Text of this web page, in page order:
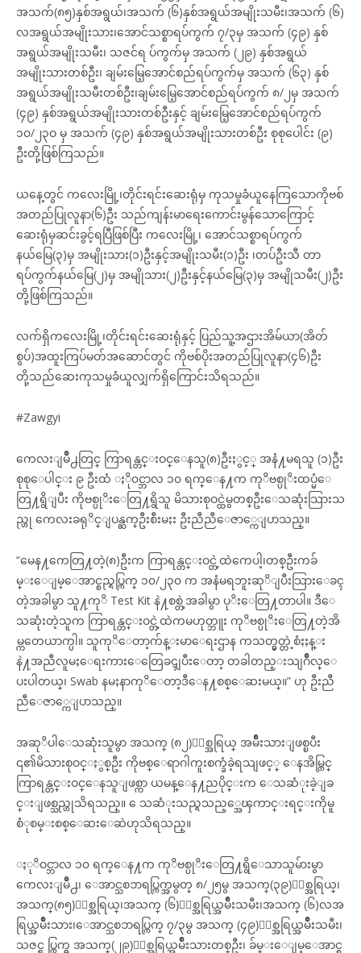
အသက်(၈၅)နှစ်အရွယ်၊အသက် (၆)နှစ်အရွယ်အမျိုးသမီး၊အသက် (၆)
လအရွယ်အမျိုးသား၊အောင်သစ္စာရပ်ကွက် ၇/၃မှ အသက် (၄၉) နှစ်
အရွယ်အမျိုးသမီး၊ သဇင်ရ ပ်ကွက်မှ အသက် (၂၉) နှစ်အရွယ်
အမျိုးသားတစ်ဦး၊ ချမ်းမြေ့အောင်စည်ရပ်ကွက်မှ အသက် (၆၃) နှစ်
အရွယ်အမျိုးသမီးတစ်ဦး၊ချမ်းမြေ့အောင်စည်ရပ်ကွက် ၈/၂မှ အသက်
(၄၉) နှစ်အရွယ်အမျိုးသားတစ်ဦးနှင့် ချမ်းမြေ့အောင်စည်ရပ်ကွက်
၁၀/၂၃ဝ မှ အသက် (၄၉) နှစ်အရွယ်အမျိုးသားတစ်ဦး စုစုပေါင်း (၉)
ဦးတို့ဖြစ်ကြသည်။
ယနေ့တွင် ကလေးမြို့၊တိုင်းရင်းဆေးရုံမှ ကုသမှုခံယူနေကြသောကိုဗစ်
အတည်ပြုလူနာ(၆)ဦး သည်ကျန်းမာရေးကောင်းမွန်သောကြောင့်
ဆေးရုံမှဆင်းခွင့်ရပြီဖြစ်ပြီး ကလေးမြို့၊ အောင်သစ္စာရပ်ကွက်
နယ်မြေ(၃)မှ အမျိုးသား(၁)ဦးနှင့်အမျိုးသမီး(၁)ဦး ၊တပ်ဦးသီ တာ
ရပ်ကွက်နယ်မြေ(၂)မှ အမျိုသား(၂)ဦးနှင့်နယ်မြေ(၃)မှ အမျိုသမီး(၂)ဦး
တို့ဖြစ်ကြသည်။
လက်ရှိကလေးမြို့၊တိုင်းရင်းဆေးရုံနှင့် ပြည်သူ့အဌားအိမ်ယာ(အိတ်
စွပ်)အထူးကြပ်မတ်အဆောင်တွင် ကိုဗစ်ပိုးအတည်ပြုလူနာ(၄၆)ဦး
တို့သည်ဆေးကုသမှုခံယူလျှက်ရှိကြောင်းသိရသည်။
#Zawgyi
ကေလးျမဳိ႕တြင္ ကြာရန္တင္းဝင္ေနသူ(၈)ဦးႏွင့္ အနံ႔မရသူ (၁)ဦး
စုစုေပါင္း ၉ ဦးထံ ႏို၀င္ဘာလ ၁၀ ရက္ေန႔က ကုိဗစ္ပုိးထပ္မံေ
တြ႔ရွိျပီး ကိုဗစ္ပုိးေတြ႔ရွိသူ မိသားစုဝင္ထဲမွတစ္ဦးေသဆုံးသြားသ
ည္ဟု ကေလးခရုိင္ျပန္ဆက္ဦးစီးမႈး ဦးညီညီေဇာ္ကေျပာသည္။
“မေန႔ကေတြ႔တဲ့(၈)ဦးက ကြာရန္တင္းဝင္တဲ့ထဲကေပါ့၊တစ္ဦးကခ်
မ္းေျမ့ေအာင္စည္ရပ္ကြက္ ၁၀/၂၃၀ က အနံမရဘူးဆုိျပီးသြားေခၚ
တဲ့အခါမွာ သူ႔ကုိ Test Kit နဲ႔စစ္တဲ့အခါမွာ ပုိးေတြ႔တာပါ။ ဒီေ
သဆုံးတဲ့သူက ကြာရန္တင္းဝင္တဲ့ထဲကမဟုတ္ဘူး ကုိဗစ္ပုိးေတြ႔တဲ့အိ
မ္ကတေယာက္ပါ။ သူကုိေတာ့က်န္းမာေရးဌာန ကသတ္မွတ္တဲ့စံႏႈန္း
နဲ႔အညီလူမႈေရးကားေတြေခၚျပီးေတာ့ တခါတည္းသျဂဳိလ္ေ
ပးပါတယ္၊ Swab နမႈနာကုိေတာ့ဒီေန႔စစ္ေဆးမယ္။” ဟု ဦးညီ
ညီေဇာ္ကေျပာသည္။
အဆုိပါေသဆုံးသူမွာ အသက္ (၈၂)ႏွစ္အရြယ္ အမ်ဳိးသားျဖစ္ၿပီး
၎၏မိသားစုဝင္ႏွစ္ဦး ကိုဗစ္ေရာဂါကူးစက္ခံခဲ့ရသျဖင့္ ေနအိမ္တြင္
ကြာရန္တင္းဝင္ေနသူျဖစ္ကာ ယမန္ေန႔ညပိုင္းက ေသဆံုးခဲ့ျခ
င္းျဖစ္သည္ဟုသိရသည္။ ေသဆံုးသည္ရသည့္အေၾကာင္းရင္းကိုမူ
စံုစမ္းစစ္ေဆးေဆဲဟုသိရသည္။
ႏုိဝင္ဘာလ ၁၀ ရက္ေန႔က ကုိဗစ္ပုိးေတြ႔ရွိေသာသူမ်ားမွာ
ကေလးျမဳိ႕၊ ေအာင္သစၥာရပ္ကြက္အမွတ္ ၈/၂၅မွ အသက္(၃၉)ႏွစ္အရြယ္၊
အသက္(၈၅)ႏွစ္အရြယ္၊အသက္ (၆)ႏွစ္အရြယ္အမ်ဳိးသမီး၊အသက္ (၆)လအ
ရြယ္အမ်ဳိးသား၊ေအာင္သစၥာရပ္ကြက္ ၇/၃မွ အသက္ (၄၉)ႏွစ္အရြယ္အမ်ဳိးသမီး၊
သဇင္ရ ပ္ကြက္မွ အသက္(၂၉)ႏွစ္အရြယ္အမ်ဳိးသားတစ္ဦး၊ ခ်မ္းေျမ့ေအာင္စ